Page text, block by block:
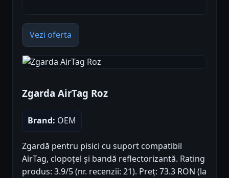
Vezi oferta
Zgarda AirTag Roz
Brand: OEM
Zgardă pentru pisici cu suport compatibil
AirTag, clopoțel și bandă reflectorizantă. Rating
produs: 3.9/5 (nr. recenzii: 21). Preț: 73.3 RON (la